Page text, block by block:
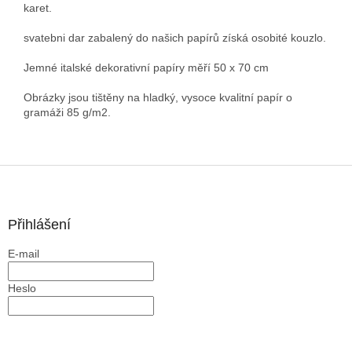
karet.
svatebni dar zabalený do našich papírů získá osobité kouzlo.
Jemné italské dekorativní papíry měří 50 x 70 cm
Obrázky jsou tištěny na hladký, vysoce kvalitní papír o
gramáži 85 g/m2.
Přihlášení
E-mail
Heslo